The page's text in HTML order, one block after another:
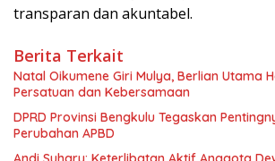
transparan dan akuntabel.
Berita Terkait
‎Natal Oikumene Giri Mulya, Berlian Utama
Persatuan dan Kebersamaan
DPRD Provinsi Bengkulu Tegaskan
Perubahan APBD